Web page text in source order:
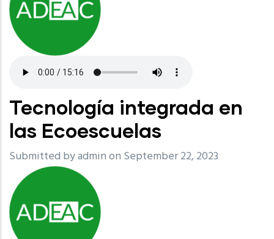
Tecnología integrada en
las Ecoescuelas
Submitted byadminon September 22, 2023